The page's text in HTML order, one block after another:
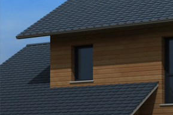
XILAM
http://www.xilam-screenings.com
Le site Étude de cas